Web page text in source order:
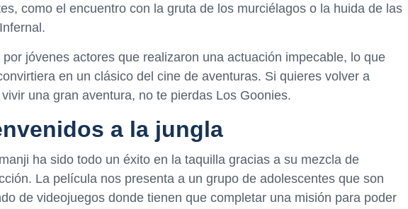
como el encuentro con la gruta de los murciélagos o la huida de las
jóvenes actores que realizaron una actuación impecable, lo que
en un clásico del cine de aventuras. Si quieres volver a
una gran aventura, no te pierdas Los Goonies.
a la jungla
ha sido todo un éxito en la taquilla gracias a su mezcla de
La película nos presenta a un grupo de adolescentes que son
de videojuegos donde tienen que completar una misión para poder